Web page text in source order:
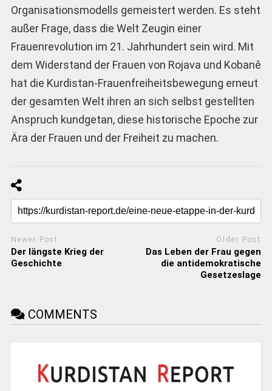
Organisationsmodells gemeistert werden. Es steht
außer Frage, dass die Welt Zeugin einer
Frauenrevolution im 21. Jahrhundert sein wird. Mit
dem Widerstand der Frauen von Rojava und Kobanê
hat die Kurdistan-Frauenfreiheitsbewegung erneut
der gesamten Welt ihren an sich selbst gestellten
Anspruch kundgetan, diese historische Epoche zur
Ära der Frauen und der Freiheit zu machen.
Newer Post
Der längste Krieg der
Geschichte
Older Post
Das Leben der Frau gegen
die antidemokratische
Gesetzeslage
COMMENTS